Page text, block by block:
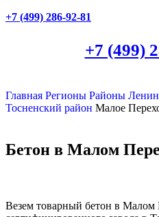
+7 (499) 286-92-81
+7 (499)
Главная Регионы Районы
Тосненский район Малое
Бетон в Малом
Везем товарный бетон в